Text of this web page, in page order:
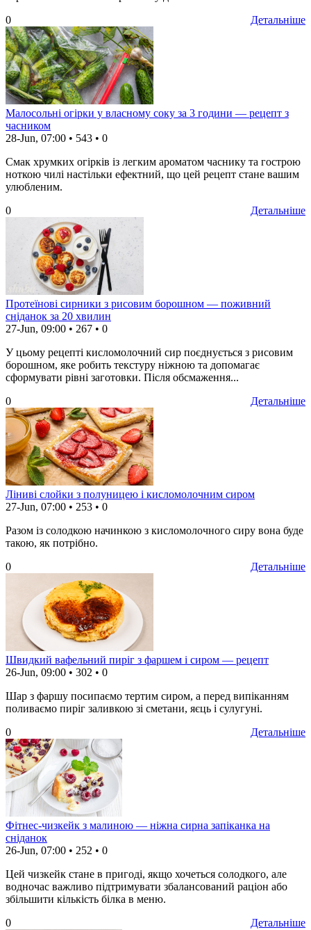
Детальніше
0
Малосольні огірки у власному соку за 3 години — рецепт з
часником
28-Jun, 07:00 • 543 • 0
Смак хрумких огірків із легким ароматом часнику та гострою
ноткою чилі настільки ефектний, що цей рецепт стане вашим
улюбленим.
Детальніше
0
Протеїнові сирники з рисовим борошном — поживний
сніданок за 20 хвилин
27-Jun, 09:00 • 267 • 0
У цьому рецепті кисломолочний сир поєднується з рисовим
борошном, яке робить текстуру ніжною та допомагає
сформувати рівні заготовки. Після обсмаження...
Детальніше
0
Ліниві слойки з полуницею і кисломолочним сиром
27-Jun, 07:00 • 253 • 0
Разом із солодкою начинкою з кисломолочного сиру вона буде
такою, як потрібно.
Детальніше
0
Швидкий вафельний пиріг з фаршем і сиром — рецепт
26-Jun, 09:00 • 302 • 0
Шар з фаршу посипаємо тертим сиром, а перед випіканням
поливаємо пиріг заливкою зі сметани, яєць і сулугуні.
Детальніше
0
Фітнес-чизкейк з малиною — ніжна сирна запіканка на
сніданок
26-Jun, 07:00 • 252 • 0
Цей чизкейк стане в пригоді, якщо хочеться солодкого, але
водночас важливо підтримувати збалансований раціон або
збільшити кількість білка в меню.
Детальніше
0